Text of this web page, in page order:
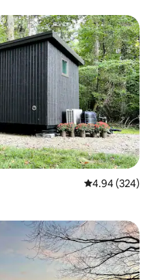
평점 4.94점(5
4.94 (324)